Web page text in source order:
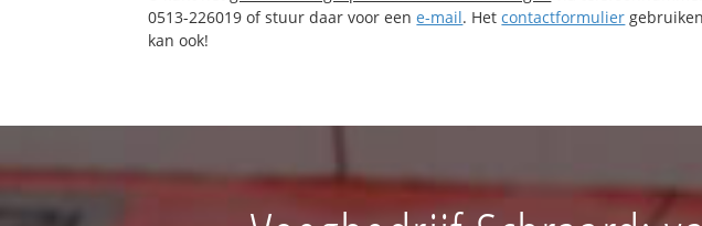
0513-226019 of stuur daar voor eene-mail. Hetcontactformulier gebruiken
kan ook!